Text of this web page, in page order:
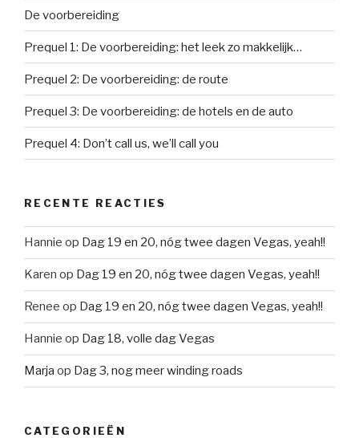
De voorbereiding
Prequel 1: De voorbereiding: het leek zo makkelijk…
Prequel 2: De voorbereiding: de route
Prequel 3: De voorbereiding: de hotels en de auto
Prequel 4: Don’t call us, we’ll call you
RECENTE REACTIES
Hannie op Dag 19 en 20, nóg twee dagen Vegas, yeah!!
Karen op Dag 19 en 20, nóg twee dagen Vegas, yeah!!
Renee op Dag 19 en 20, nóg twee dagen Vegas, yeah!!
Hannie op Dag 18, volle dag Vegas
Marja op Dag 3, nog meer winding roads
CATEGORIEËN